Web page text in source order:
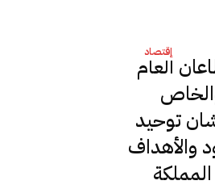
إقتصاد
العام
توحيد
والأهداف